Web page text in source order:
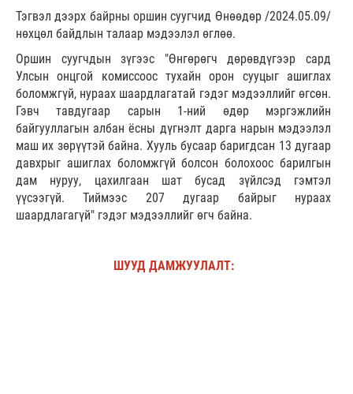
Тэгвэл дээрх байрны оршин суугчид Өнөөдөр /2024.05.09/
нөхцөл байдлын талаар мэдээлэл өглөө.
Оршин суугчдын зүгээс "Өнгөрөгч дөрөвдүгээр сард
Улсын онцгой комиссоос тухайн орон сууцыг ашиглах
боломжгүй, нураах шаардлагатай гэдэг мэдээллийг өгсөн.
Гэвч тавдугаар сарын 1-ний өдөр мэргэжлийн
байгууллагын албан ёсны дүгнэлт дарга нарын мэдээлэл
маш их зөрүүтэй байна. Хууль бусаар баригдсан 13 дугаар
давхрыг ашиглах боломжгүй болсон болохоос барилгын
дам нуруу, цахилгаан шат бусад зүйлсэд гэмтэл
үүсээгүй. Тиймээс 207 дугаар байрыг нураах
шаардлагагүй" гэдэг мэдээллийг өгч байна.
ШУУД ДАМЖУУЛАЛТ: